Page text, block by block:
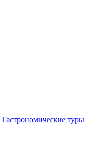
Гастрономические туры